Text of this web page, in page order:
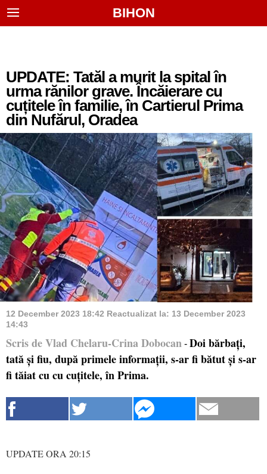
BIHON
UPDATE: Tatăl a murit la spital în
urma rănilor grave. Încăierare cu
cuțitele în familie, în Cartierul Prima
din Nufărul, Oradea
12 December 2023 18:42 Reactualizat la: 13 December 2023
14:43
Scris de Vlad Chelaru-Crina Dobocan - Doi bărbați,
tată și fiu, după primele informații, s-ar fi bătut și s-ar
fi tăiat cu cu cuțitele, în Prima.
UPDATE ORA 20:15